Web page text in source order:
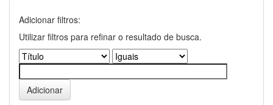
Adicionar filtros:
Utilizar filtros para refinar o resultado de busca.